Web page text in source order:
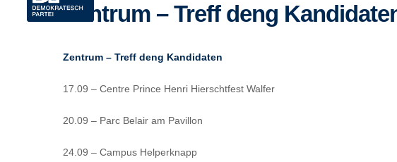
Zentrum – Treff deng
Zentrum – Treff deng Kandidaten
17.09 – Centre Prince Henri Hierschtfest Walfer
20.09 – Parc Belair am Pavillon
24.09 – Campus Helperknapp